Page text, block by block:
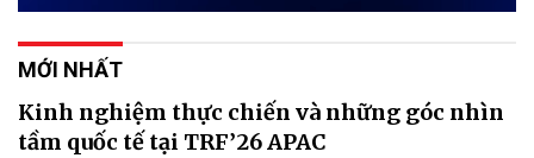
MỚI NHẤT
Kinh nghiệm thực chiến và những góc nhìn
tầm quốc tế tại TRF’26 APAC